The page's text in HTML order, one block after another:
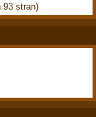
93 stran)